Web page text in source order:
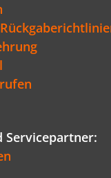
Servicepartner: